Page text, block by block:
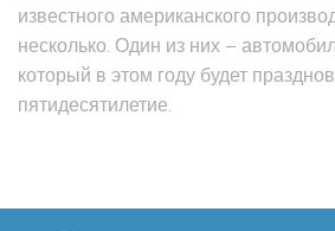
известного американского
несколько. Один из них –
который в этом году будет
пятидесятилетие.